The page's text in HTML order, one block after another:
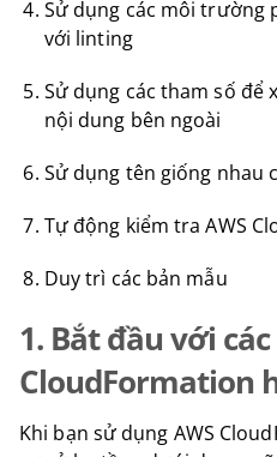
Sử dụng các môi trường
với linting
Sử dụng các tham số để
nội dung bên ngoài
Sử dụng tên giống nhau
Tự động kiểm tra AWS
Duy trì các bản mẫu
1. Bắt đầu với
CloudFormation
Khi bạn sử dụng AWS